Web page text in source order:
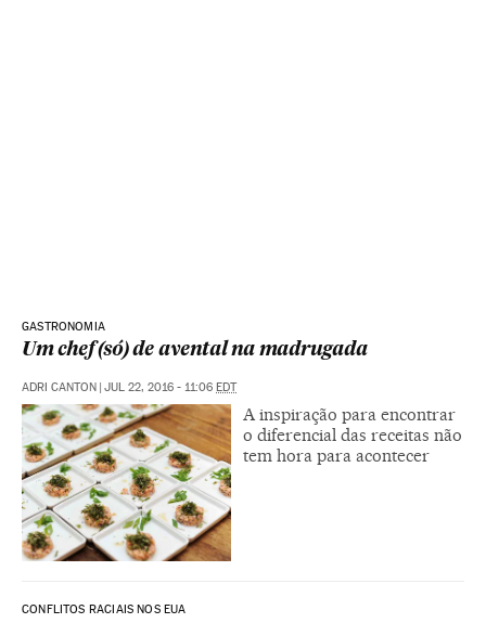
GASTRONOMIA
Um chef (só) de avental na madrugada
ADRI CANTON | JUL 22, 2016 - 11:06 EDT
A inspiração para encontrar
o diferencial das receitas não
tem hora para acontecer
CONFLITOS RACIAIS NOS EUA